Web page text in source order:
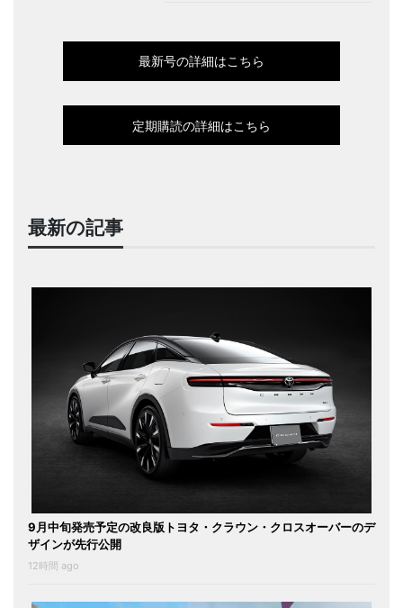
最新号の詳細はこちら
定期購読の詳細はこちら
最新の記事
9月中旬発売予定の改良版トヨタ・クラウン・クロスオーバーのデ
ザインが先行公開
12時間 ago